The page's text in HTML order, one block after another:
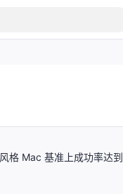
格 Mac 基准上成功率达到